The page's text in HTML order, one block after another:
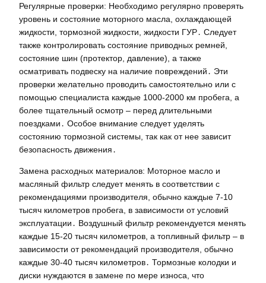
Регулярные проверки: Необходимо регулярно проверять
уровень и состояние моторного масла, охлаждающей
жидкости, тормозной жидкости, жидкости ГУР․ Следует
также контролировать состояние приводных ремней,
состояние шин (протектор, давление), а также
осматривать подвеску на наличие повреждений․ Эти
проверки желательно проводить самостоятельно или с
помощью специалиста каждые 1000-2000 км пробега, а
более тщательный осмотр – перед длительными
поездками․ Особое внимание следует уделять
состоянию тормозной системы, так как от нее зависит
безопасность движения․
Замена расходных материалов: Моторное масло и
масляный фильтр следует менять в соответствии с
рекомендациями производителя, обычно каждые 7-10
тысяч километров пробега, в зависимости от условий
эксплуатации․ Воздушный фильтр рекомендуется менять
каждые 15-20 тысяч километров, а топливный фильтр – в
зависимости от рекомендаций производителя, обычно
каждые 30-40 тысяч километров․ Тормозные колодки и
диски нуждаются в замене по мере износа, что